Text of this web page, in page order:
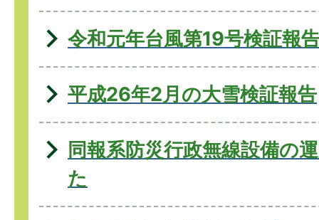
令和元年台風第19号検証報
平成26年2月の大雪検証報告
同報系防災行政無線設備の
た